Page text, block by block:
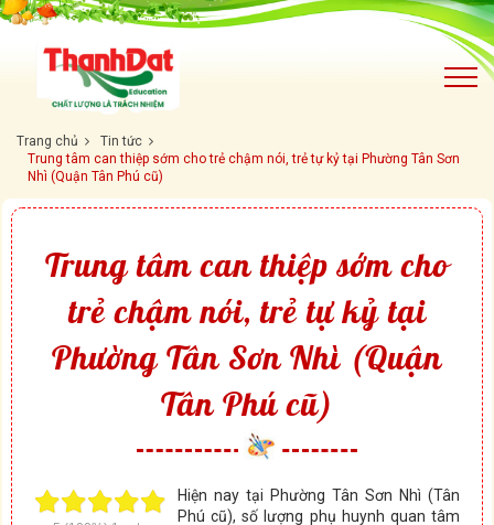
Trang chủ
Tin tức
Trung tâm can thiệp sớm cho trẻ chậm nói, trẻ tự kỷ tại Phường Tân Sơn
Nhì (Quận Tân Phú cũ)
Trung tâm can thiệp sớm cho
trẻ chậm nói, trẻ tự kỷ tại
Phường Tân Sơn Nhì (Quận
Tân Phú cũ)
Hiện nay tại Phường Tân Sơn Nhì (Tân
Phú cũ), số lượng phụ huynh quan tâm